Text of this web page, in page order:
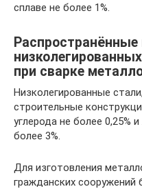
сплаве не более 1%.
Распространённые
при сварке
Низколегированные
строительные
углерода не более 0,25%
более 3%.
Для изготовления
гражданских сооружений